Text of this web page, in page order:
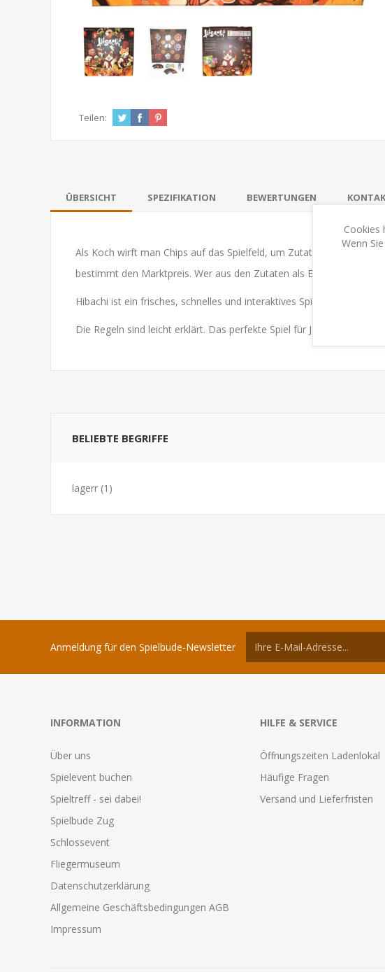
Teilen:
ÜBERSICHT SPEZIFIKATION BEWERTUNGEN
Als Koch wirft man Chips auf das Spielfeld, um Zutaten zu
bestimmt den Marktpreis. Wer aus den Zutaten als Erstes drei
Hibachi ist ein frisches, schnelles und interaktives Spiel mit hohem
Die Regeln sind leicht erklärt. Das perfekte Spiel für JEDERMANN!
BELIEBTE BEGRIFFE
lagerr (1)
Anmeldung für den Spielbude-Newsletter
INFORMATION
Über uns
Spielevent buchen
Spieltreff - sei dabei!
Spielbude Zug
Schlossevent
Fliegermuseum
Datenschutzerklärung
Allgemeine Geschäftsbedingungen AGB
Impressum
HILFE & SERVICE
Öffnungszeiten Ladenlokal
Häufige Fragen
Versand und Lieferfristen
Cookies
Wenn